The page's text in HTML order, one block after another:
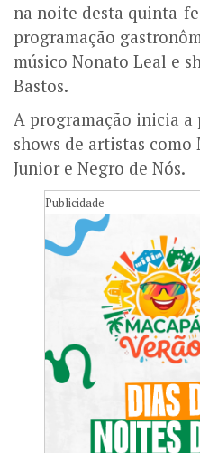
na noite desta quinta-
programação
músico Nonato Leal e
Bastos.
A programação inicia a
shows de artistas
Junior e Negro de Nós.
Publicidade